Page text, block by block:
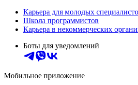
Карьера для молодых
Школа программистов
Карьера в некоммерческих
Боты для уведомлений
Мобильное приложение